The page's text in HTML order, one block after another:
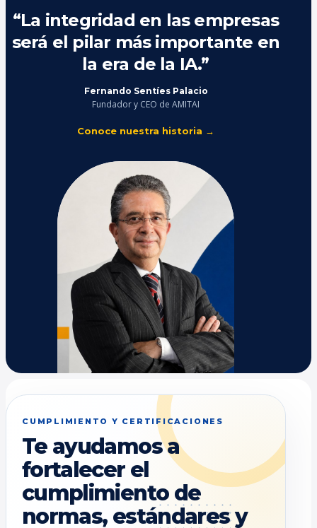
“La integridad en las empresas
será el pilar más importante en
la era de la IA.”
Fernando Sentíes Palacio
Fundador y CEO de AMITAI
Conoce nuestra historia →
CUMPLIMIENTO Y CERTIFICACIONES
Te ayudamos a
fortalecer el
cumplimiento de
normas, estándares y